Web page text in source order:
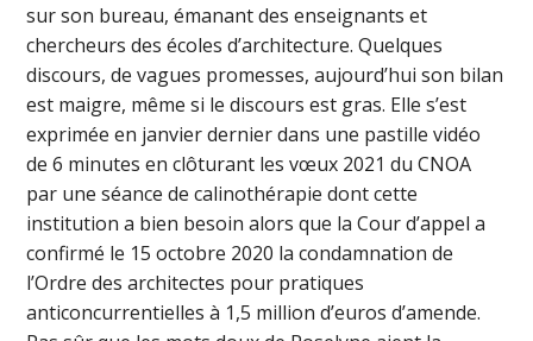
sur son bureau, émanant des enseignants et
chercheurs des écoles d’architecture. Quelques
discours, de vagues promesses, aujourd’hui son bilan
est maigre, même si le discours est gras. Elle s’est
exprimée en janvier dernier dans une pastille vidéo
de 6 minutes en clôturant les vœux 2021 du CNOA
par une séance de calinothérapie dont cette
institution a bien besoin alors que la Cour d’appel a
confirmé le 15 octobre 2020 la condamnation de
l’Ordre des architectes pour pratiques
anticoncurrentielles à 1,5 million d’euros d’amende.